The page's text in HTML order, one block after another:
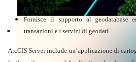
Territorio
nelle applicazioni;
Fornisce il supporto al geodatabase
transazioni e i servizi di geodati.
ArcGIS Server include un’applicazione di